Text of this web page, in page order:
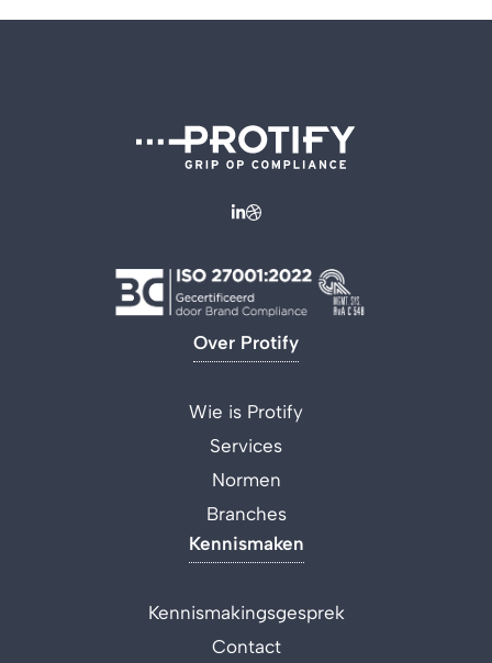
Over Protify
Wie is Protify
Services
Normen
Branches
Kennismaken
Kennismakingsgesprek
Contact